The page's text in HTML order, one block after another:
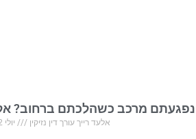
נפגעתם מרכב כשהלכתם ברחוב?
אלעד רייך עורך דין נזיקין יולי 2, 2026